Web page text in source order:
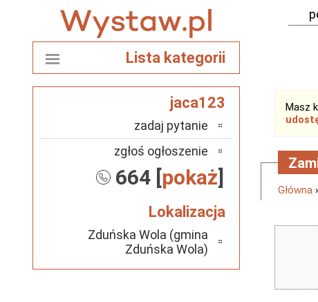
Masz
Główna ›
Lista kategorii
jaca123
zadaj pytanie
zgłoś ogłoszenie
664 [pokaż]
Lokalizacja
Zduńska Wola (gmina
Zduńska Wola)